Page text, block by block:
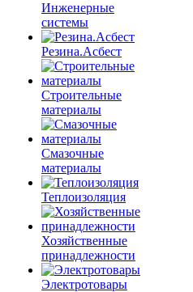
Инженерные
системы
Резина.Асбест
Строительные
материалы
Смазочные
материалы
Теплоизоляция
Хозяйственные
принадлежности
Электротовары